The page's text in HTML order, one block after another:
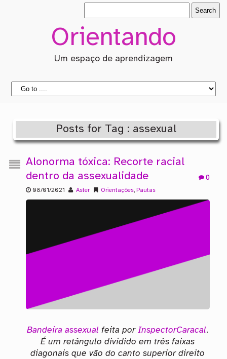
Orientando
Um espaço de aprendizagem
Posts for Tag : assexual
Alonorma tóxica: Recorte racial
dentro da assexualidade
0
08/01/2021 Aster Orientações, Pautas
Bandeira assexual feita por InspectorCaracal.
É um retângulo dividido em três faixas
diagonais que vão do canto superior direito